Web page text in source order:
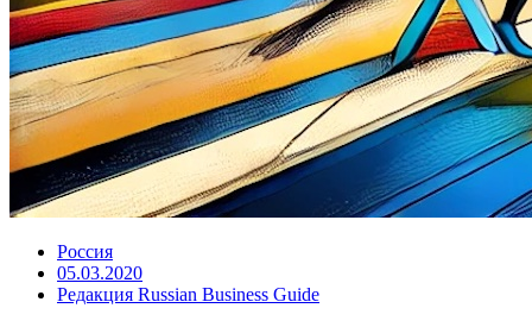
Россия
05.03.2020
Редакция Russian Business Guide